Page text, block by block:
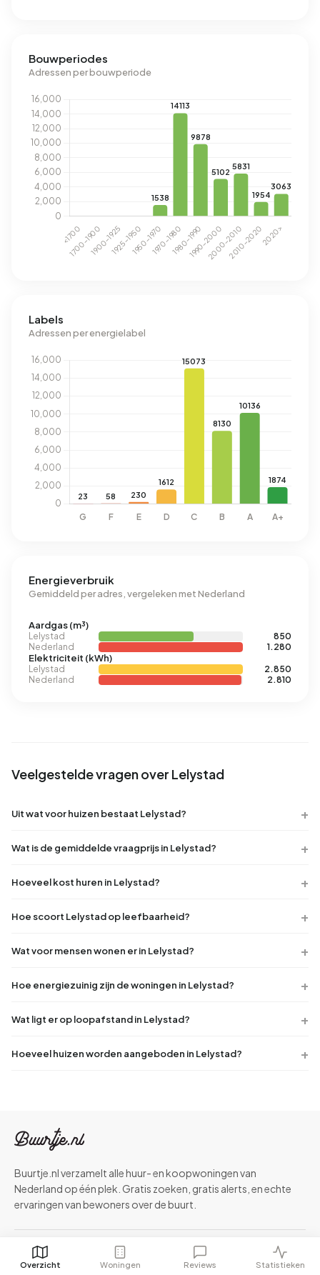
Bouwperiodes
Adressen per bouwperiode
Labels
Adressen per energielabel
Energieverbruik
Gemiddeld per adres, vergeleken met Nederland
Aardgas (m³)
Lelystad
850
Nederland
1.280
Elektriciteit (kWh)
Lelystad
2.850
Nederland
2.810
Veelgestelde vragen over Lelystad
Uit wat voor huizen bestaat Lelystad?
Wat is de gemiddelde vraagprijs in Lelystad?
Hoeveel kost huren in Lelystad?
Hoe scoort Lelystad op leefbaarheid?
Wat voor mensen wonen er in Lelystad?
Hoe energiezuinig zijn de woningen in Lelystad?
Wat ligt er op loopafstand in Lelystad?
Hoeveel huizen worden aangeboden in Lelystad?
Overzicht Woningen Reviews Statistieken
Buurtje.nl verzamelt alle huur- en koopwoningen van
Nederland op één plek. Gratis zoeken, gratis alerts, en echte
ervaringen van bewoners over de buurt.
Huren